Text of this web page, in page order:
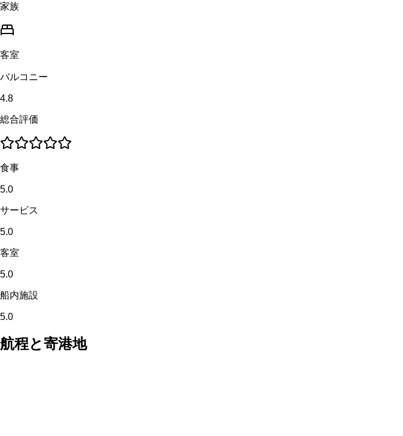
家族
客室
バルコニー
4.8
総合評価
食事
5.0
サービス
5.0
客室
5.0
船内施設
5.0
航程と寄港地